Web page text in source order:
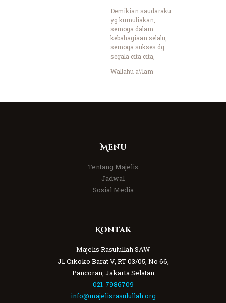
Demikian saudaraku
yg kumuliakan,
semoga dalam
kebahagiaan selalu,
semoga sukses dg
segala cita cita,
Wallahu a\’lam
Menu
Tentang Majelis
Jadwal
Sosial Media
Kontak
Majelis Rasulullah SAW
Jl. Cikoko Barat V, RT 03/05, No 66,
Pancoran, Jakarta Selatan
021-7986709
info@majelisrasulullah.org